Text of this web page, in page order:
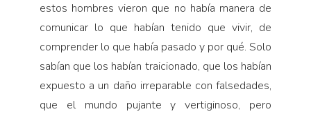
estos hombres vieron que no había manera de
comunicar lo que habían tenido que vivir, de
comprender lo que había pasado y por qué. Solo
sabían que los habían traicionado, que los habían
expuesto a un daño irreparable con falsedades,
que el mundo pujante y vertiginoso, pero